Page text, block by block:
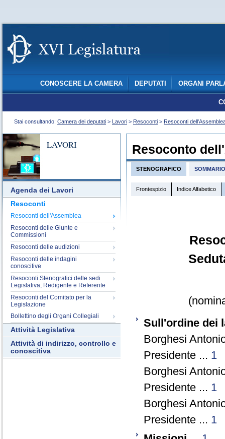
CONOSCERE LA CAMERA DEPUTATI ORGANI
Stai consultando: Camera dei deputati > Lavori > Resoconti > Resoconti
LAVORI
Agenda dei Lavori
Resoconti
Resoconti dell'Assemblea
Resoconti delle Giunte e
Commissioni
Resoconti delle audizioni
Resoconti delle indagini
conoscitive
Resoconti Stenografici delle sedi
Legislativa, Redigente e Referente
Resoconti del Comitato per la
Legislazione
Bollettino degli Organi Collegiali
Attività Legislativa
Attività di indirizzo, controllo e
conoscitiva
Resoconto
STENOGRAFICO SOMMARIO
Frontespizio Indice Alfabetico
Sull'ordine dei
Borghesi
Presidente ... 1
Borghesi
Presidente ... 1
Borghesi
Presidente ... 1